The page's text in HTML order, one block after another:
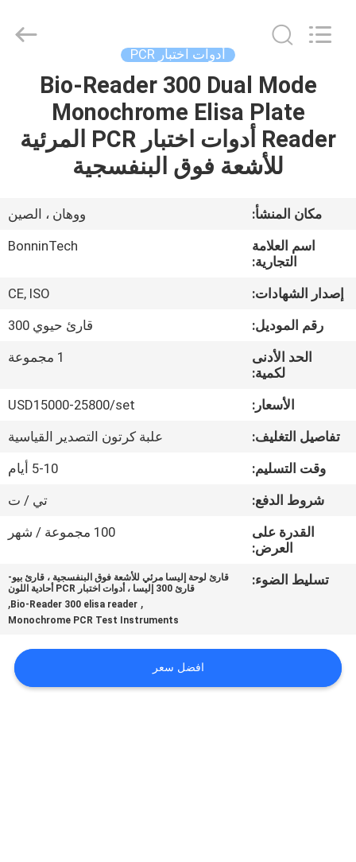
منتجات
فيديو
معلومات
عنا
جولة
المعمل
رقابة
جودة
اتصل
خريطة
Rights
Reserved.
أدوات اختبار PCR
Bio-Reader 300 Dual Mode
Monochrome Elisa Plate
Reader أدوات اختبار PCR المرئية
للأشعة فوق البنفسجية
مكان المنشأ:
ووهان ، الصين
اسم العلامة
التجارية:
BonninTech
إصدار الشهادات:
CE, ISO
رقم الموديل:
قارئ حيوي 300
الحد الأدنى
لكمية:
1 مجموعة
الأسعار:
USD15000-25800/set
تفاصيل التغليف:
علبة كرتون التصدير القياسية
وقت التسليم:
5-10 أيام
شروط الدفع:
تي / ت
القدرة على
العرض:
100 مجموعة / شهر
تسليط الضوء:
قارئ لوحة إليسا مرئي للأشعة فوق البنفسجية ، قارئ بيو-
قارئ 300 إليسا ، أدوات اختبار PCR أحادية اللون
,
Bio-Reader 300 elisa reader
,
Monochrome PCR Test Instruments
افضل سعر